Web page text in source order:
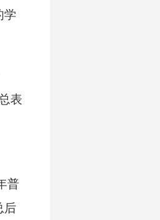
学
表
普
后